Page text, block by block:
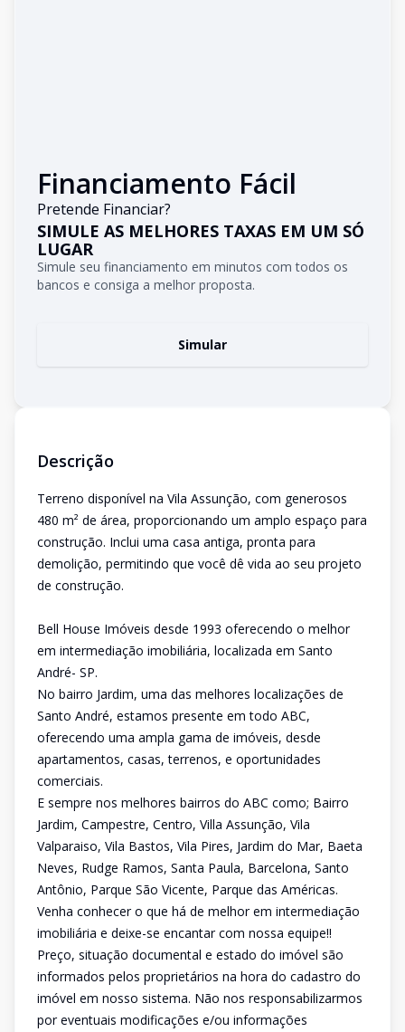
Financiamento Fácil
Pretende Financiar?
SIMULE AS MELHORES TAXAS EM UM SÓ
LUGAR
Simule seu financiamento em minutos com todos os
bancos e consiga a melhor proposta.
Simular
Descrição
Terreno disponível na Vila Assunção, com generosos
480 m² de área, proporcionando um amplo espaço para
construção. Inclui uma casa antiga, pronta para
demolição, permitindo que você dê vida ao seu projeto
de construção.
Bell House Imóveis desde 1993 oferecendo o melhor
em intermediação imobiliária, localizada em Santo
André- SP.
No bairro Jardim, uma das melhores localizações de
Santo André, estamos presente em todo ABC,
oferecendo uma ampla gama de imóveis, desde
apartamentos, casas, terrenos, e oportunidades
comerciais.
E sempre nos melhores bairros do ABC como; Bairro
Jardim, Campestre, Centro, Villa Assunção, Vila
Valparaiso, Vila Bastos, Vila Pires, Jardim do Mar, Baeta
Neves, Rudge Ramos, Santa Paula, Barcelona, Santo
Antônio, Parque São Vicente, Parque das Américas.
Venha conhecer o que há de melhor em intermediação
imobiliária e deixe-se encantar com nossa equipe!!
Preço, situação documental e estado do imóvel são
informados pelos proprietários na hora do cadastro do
imóvel em nosso sistema. Não nos responsabilizarmos
por eventuais modificações e/ou informações